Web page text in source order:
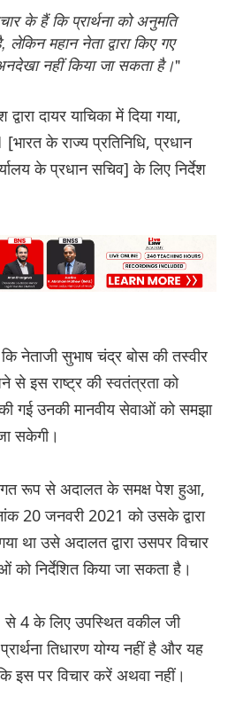
के हैं कि प्रार्थना को अनुमति
लेकिन महान नेता द्वारा किए गए
नहीं किया जा सकता है।"
दायर याचिका में दिया गया,
[भारत के राज्य प्रतिनिधि, प्रधान
के प्रधान सचिव] के लिए निर्देश
नेताजी सुभाष चंद्र बोस की तस्वीर
से इस राष्ट्र की स्वतंत्रता को
गई उनकी मानवीय सेवाओं को समझा
सकेगी।
रूप से अदालत के समक्ष पेश हुआ,
20 जनवरी 2021 को उसके द्वारा
था उसे अदालत द्वारा उसपर विचार
को निर्देशित किया जा सकता है।
से 4 के लिए उपस्थित वकील जी
तिधारण योग्य नहीं है और यह
इस पर विचार करें अथवा नहीं।